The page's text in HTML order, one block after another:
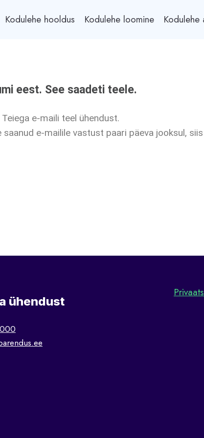
Kodulehe hooldus Kodulehe loomine Kodulehe
eest. See saadeti teele.
e-maili teel ühendust.
saanud e-mailile vastust paari päeva jooksul,
ühendust